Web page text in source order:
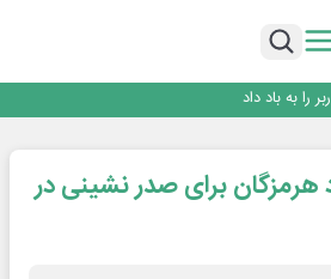
خودزنی می‌کند
می‌شود
ارتقای امنیت سایبری شد
خودزنی می‌کند
را به باد داد
می‌شود
هرمزگان برای صدر نشینی در